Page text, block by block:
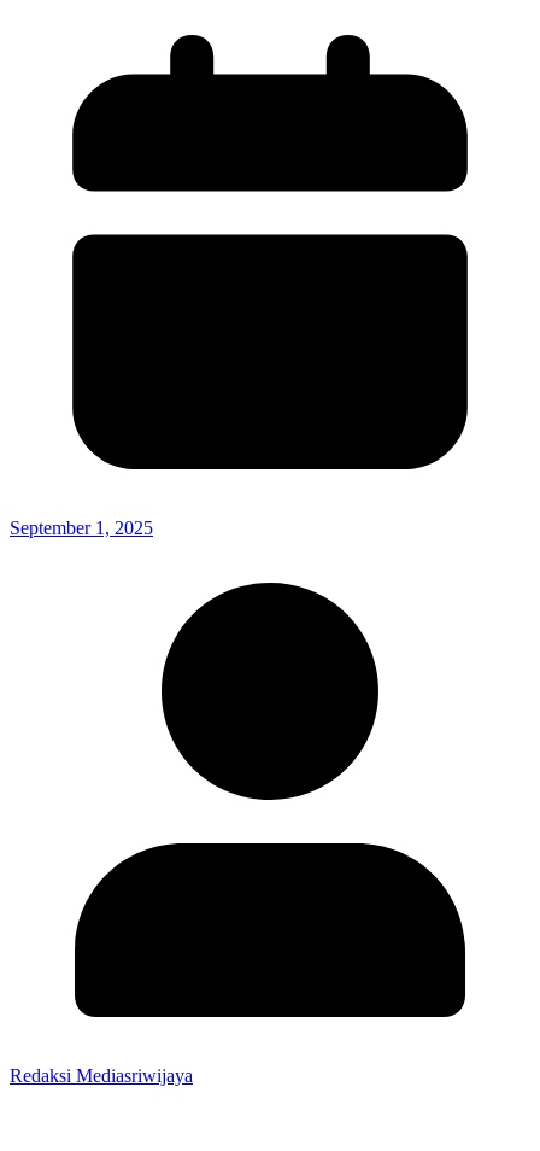
September 1, 2025
Redaksi Mediasriwijaya